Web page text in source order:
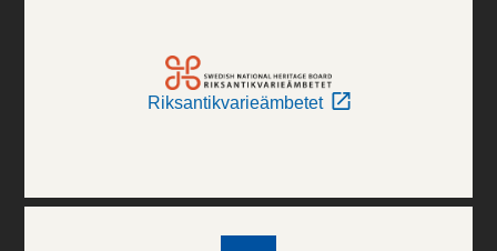
Riksantikvarieämbetet